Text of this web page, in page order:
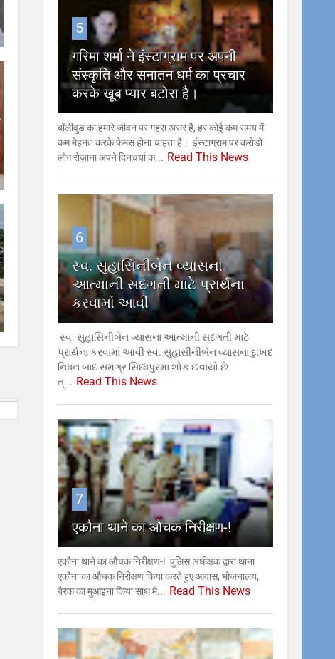
5
गरिमा शर्मा ने इंस्टाग्राम पर अपनी
संस्कृति और सनातन धर्म का प्रचार
करके खूब प्यार बटोरा है।
बॉलीवुड का हमारे जीवन पर गहरा असर है, हर कोई कम समय में
कम मेहनत करके फेमस होना चाहता है। इंस्टाग्राम पर करोड़ो
लोग रोज़ाना अपने दिनचर्या क... Read This News
6
સ્વ. સુહાસિનીબેન વ્યાસના
આત્માની સદગતી માટે પ્રાર્થના
કરવામાં આવી
સ્વ. સુહાસિનીબેન વ્યાસના આત્માની સદગતી માટે
પ્રાર્થના કરવામાં આવી સ્વ. સુહાસીનીબેન વ્યાસના દુ:ખદ
નિધન બાદ સમગ્ર સિધ્ધપુરમાં શોક છવાયો છે
ત્... Read This News
7
एकौना थाने का औचक निरीक्षण-!
एकौना थाने का औचक निरीक्षण-! ​ ​पुलिस अधीक्षक द्वारा थाना
एकौना का औचक निरीक्षण किया करते हुए आवास, भोजनालय,
बैरक का मुआइना किया साथ मे... Read This News